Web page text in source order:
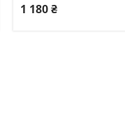
1 180 ₴